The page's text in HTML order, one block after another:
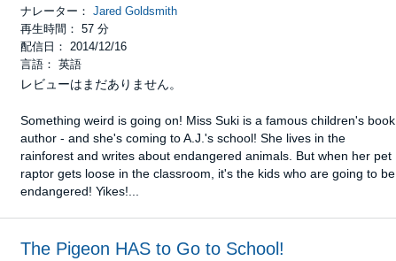
ナレーター： Jared Goldsmith
再生時間： 57 分
配信日： 2014/12/16
言語： 英語
レビューはまだありません。
Something weird is going on! Miss Suki is a famous children's book
author - and she's coming to A.J.'s school! She lives in the
rainforest and writes about endangered animals. But when her pet
raptor gets loose in the classroom, it's the kids who are going to be
endangered! Yikes!...
The Pigeon HAS to Go to School!